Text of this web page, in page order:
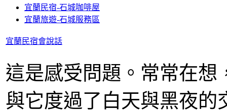
宜蘭民宿-石城咖啡屋
宜蘭旅遊-石城服務區
宜蘭民宿會說話
這是感受問題。常常在想
與它度過了白天與黑夜的